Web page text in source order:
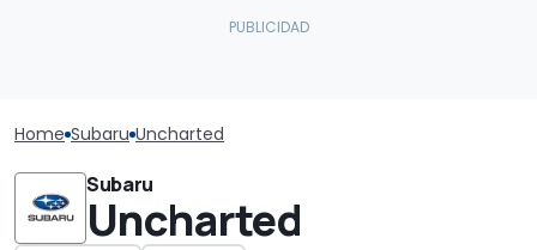
Home Subaru Uncharted
Subaru
Uncharted